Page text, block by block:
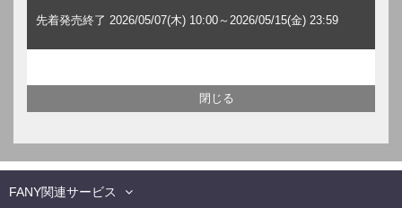
先着発売終了 2026/05/07(木) 10:00～2026/05/15(金) 23:59
FANY関連サービス